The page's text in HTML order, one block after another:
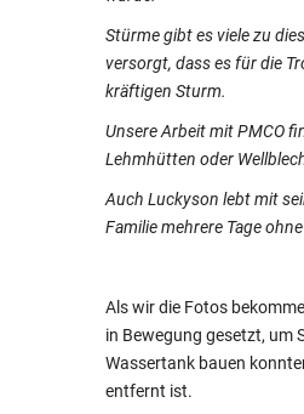
Stürme gibt es viele zu
versorgt, dass es für die
kräftigen Sturm.
Unsere Arbeit mit PMCO
Lehmhütten oder
Auch Luckyson lebt mit
Familie mehrere Tage
Als wir die Fotos
in Bewegung gesetzt, um
Wassertank bauen
entfernt ist.